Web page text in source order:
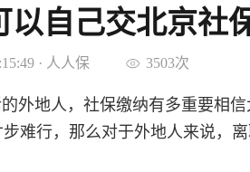
以自己交北京社
· 人人保 3503次
外地人，社保缴纳有多重要相
难行，那么对于外地人来说，